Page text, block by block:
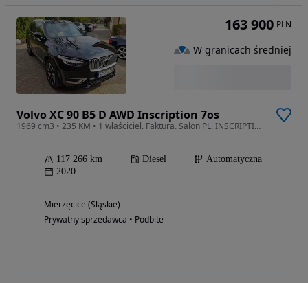
Volvo XC 90 B5 D AWD Inscription 7os
1969 cm3 • 235 KM • 1 właściciel. Faktura. Salon PL. INSCRIPTION.Bezwypadkowy. Certyfikat
117 266 km Diesel
Automatyczna
2020
Mierzęcice (Śląskie)
Prywatny sprzedawca • Podbite
163 900 PLN
W granicach średniej